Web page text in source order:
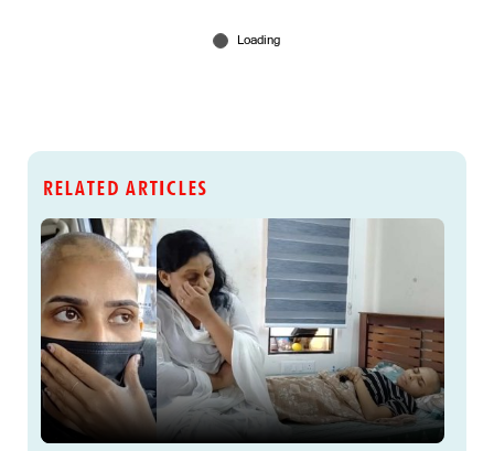
RELATED ARTICLES